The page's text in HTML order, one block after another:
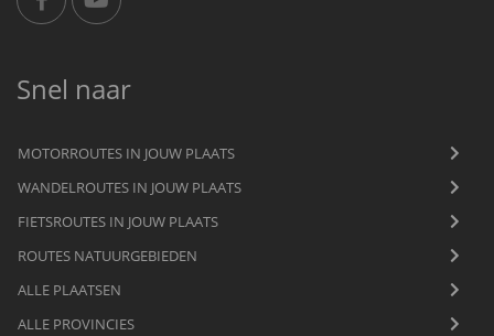
Snel naar
MOTORROUTES IN JOUW PLAATS
WANDELROUTES IN JOUW PLAATS
FIETSROUTES IN JOUW PLAATS
ROUTES NATUURGEBIEDEN
ALLE PLAATSEN
ALLE PROVINCIES